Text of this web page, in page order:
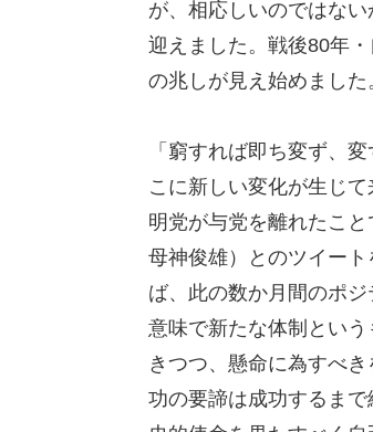
が、相応しいのではな
迎えました。戦後80年
の兆しが見え始めました
「窮すれば即ち変ず、
こに新しい変化が生じ
明党が与党を離れたこ
母神俊雄）とのツイー
ば、此の数か月間のポ
意味で新たな体制とい
きつつ、懸命に為すべ
功の要諦は成功するま